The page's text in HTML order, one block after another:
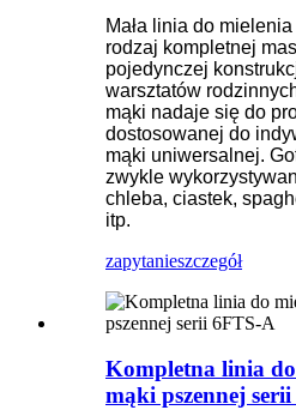
Mała linia do
rodzaj kompletnej
pojedynczej
warsztatów
mąki nadaje się do
dostosowanej do
mąki uniwersalnej.
zwykle
chleba, ciastek,
itp.
zapytanieszczegół
Kompletna linia do
mąki pszennej